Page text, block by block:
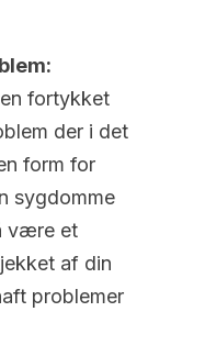
fortykket
der i det
form for
sygdomme
være et
af din
problemer